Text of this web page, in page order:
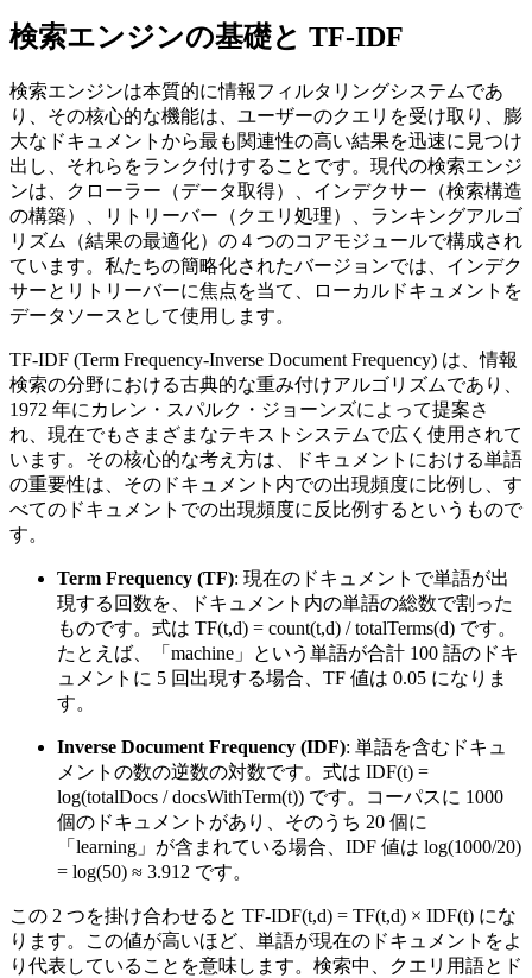
検索エンジンの基礎と TF-IDF
検索エンジンは本質的に情報フィルタリングシステムであ
り、その核心的な機能は、ユーザーのクエリを受け取り、膨
大なドキュメントから最も関連性の高い結果を迅速に見つけ
出し、それらをランク付けすることです。現代の検索エンジ
ンは、クローラー（データ取得）、インデクサー（検索構造
の構築）、リトリーバー（クエリ処理）、ランキングアルゴ
リズム（結果の最適化）の 4 つのコアモジュールで構成され
ています。私たちの簡略化されたバージョンでは、インデク
サーとリトリーバーに焦点を当て、ローカルドキュメントを
データソースとして使用します。
TF-IDF (Term Frequency-Inverse Document Frequency) は、情報
検索の分野における古典的な重み付けアルゴリズムであり、
1972 年にカレン・スパルク・ジョーンズによって提案さ
れ、現在でもさまざまなテキストシステムで広く使用されて
います。その核心的な考え方は、ドキュメントにおける単語
の重要性は、そのドキュメント内での出現頻度に比例し、す
べてのドキュメントでの出現頻度に反比例するというもので
す。
Term Frequency (TF): 現在のドキュメントで単語が出
現する回数を、ドキュメント内の単語の総数で割った
ものです。式は TF(t,d) = count(t,d) / totalTerms(d) です。
たとえば、「machine」という単語が合計 100 語のドキ
ュメントに 5 回出現する場合、TF 値は 0.05 になりま
す。
Inverse Document Frequency (IDF): 単語を含むドキュ
メントの数の逆数の対数です。式は IDF(t) =
log(totalDocs / docsWithTerm(t)) です。コーパスに 1000
個のドキュメントがあり、そのうち 20 個に
「learning」が含まれている場合、IDF 値は log(1000/20)
= log(50) ≈ 3.912 です。
この 2 つを掛け合わせると TF-IDF(t,d) = TF(t,d) × IDF(t) にな
ります。この値が高いほど、単語が現在のドキュメントをよ
り代表していることを意味します。検索中、クエリ用語とド